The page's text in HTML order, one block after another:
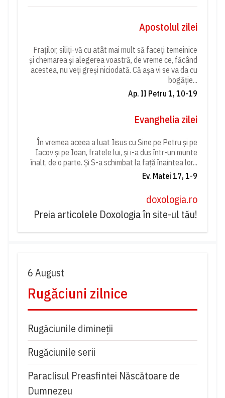
Apostolul zilei
Fraților, siliți-vă cu atât mai mult să faceți temeinice
și chemarea și alegerea voastră, de vreme ce, făcând
acestea, nu veți greși niciodată. Că așa vi se va da cu
bogăție...
Ap. II Petru 1, 10-19
Evanghelia zilei
În vremea aceea a luat Iisus cu Sine pe Petru și pe
Iacov și pe Ioan, fratele lui, și i-a dus într-un munte
înalt, de o parte. Și S-a schimbat la față înaintea lor...
Ev. Matei 17, 1-9
doxologia.ro
Preia articolele Doxologia în site-ul tău!
6 August
Rugăciuni zilnice
Rugăciunile dimineții
Rugăciunile serii
Paraclisul Preasfintei Născătoare de
Dumnezeu